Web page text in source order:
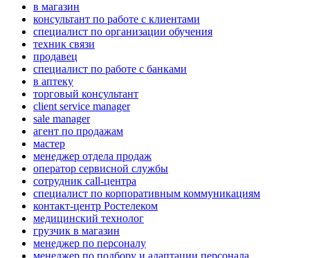
в магазин
консультант по работе с клиентами
специалист по организации обучения
техник связи
продавец
специалист по работе с банками
в аптеку
торговый консультант
client service manager
sale manager
агент по продажам
мастер
менеджер отдела продаж
оператор сервисной службы
сотрудник call-центра
специалист по корпоративным коммуникациям
контакт-центр Ростелеком
медицинский технолог
грузчик в магазин
менеджер по персоналу
менеджер по подбору и адаптации персонала